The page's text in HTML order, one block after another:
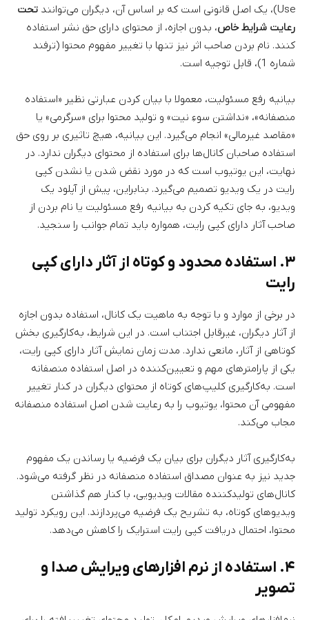
Use)، یک اصل قانونی است که بر اساس آن، دیگران می‌توانند
تحت
رعایت شرایط خاص، بدون اجازه، از محتوای دارای حق نشر استفاده
کنند. نام بردن صاحب اثر نیز تنها با تغییر مفهوم محتوا (ترفند
شماره 1)، قابل توجیه است.
بیانیه رفع مسئولیت، معمولا با بیان کردن عبارتی نظیر «استفاده
منصفانه»، «نداشتن سوءِ نیت» و تولید محتوا برای «سرگرمی» یا
«مقاصد غیرمالی» انجام می‌گیرد. این بیانیه، هیچ تاثیری بر روی حق
استفاده صاحبان کانال‌ها برای استفاده از محتوای دیگران ندارد. در
نهایت، این یوتیوب است که در مورد نقض شدن یا نشدن کپی
رایت در یک ویدیو تصمیم می‌گیرد. بنابراین، پیش از آپلود یک
ویدیو، به جای تکیه کردن به بیانیه رفع مسئولیت یا نام بردن از
صاحب آثار دارای کپی رایت، همواره باید تمام جوانب را سنجید.
۳. استفاده محدود و کوتاه از آثار دارای کپی
رایت
در برخی از موارد و با توجه به ماهیت یک کانال، استفاده بدون اجازه
از آثار دیگران، غیرقابل اجتناب است. در این شرایط، به‌کارگیری بخش
کوتاهی از آثار، مانعی ندارد. مدت زمان نمایش آثار دارای کپی رایت،
یکی از پارامترهای مهم و تعیین‌کننده در اصل استفاده منصفانه
است. به‌کارگیری کلیپ‌های کوتاه از محتوای دیگران در کنار تغییر
مفهومی آن محتوا، یوتیوب را به رعایت شدن اصل استفاده منصفانه
مجاب می‌کند.
به‌کارگیری آثار دیگران برای بیان یک فرضیه یا رساندن یک مفهوم
جدید نیز به عنوان مصداق استفاده منصفانه در نظر گرفته می‌شود.
کانال‌های تولیدکننده مقالات ویدیویی، با کنار هم گذاشتن
ویدیوهای کوتاه، به تشریح یک فرضیه می‌پردازند. این رویکرد تولید
محتوا، احتمال دریافت کپی رایت استرایک را کاهش می‌دهد.
۴. استفاده از نرم افزارهای ویرایش صدا و
تصویر